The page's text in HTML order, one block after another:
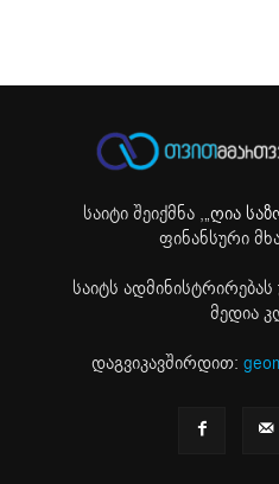
საიტი შეიქმნა ,„ღია
ფინანსური
საიტს
მედია
დაგვიკავშირდით: